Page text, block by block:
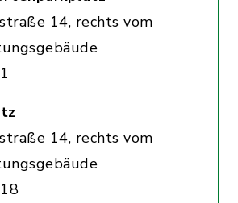
14, rechts vom
14, rechts vom